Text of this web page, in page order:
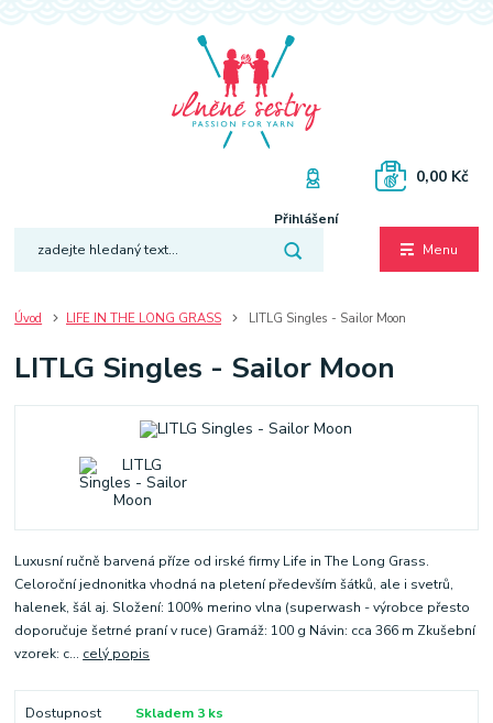
Menu
Přihlášení
0,00 Kč
Úvod LIFE IN THE LONG GRASS LITLG Singles - Sailor Moon
LITLG Singles - Sailor Moon
Luxusní ručně barvená příze od irské firmy Life in The Long Grass.
Celoroční jednonitka vhodná na pletení především šátků, ale i svetrů,
halenek, šál aj. Složení: 100% merino vlna (superwash - výrobce přesto
doporučuje šetrné praní v ruce) Gramáž: 100 g Návin: cca 366 m Zkušební
vzorek: c... celý popis
Dostupnost
Skladem 3 ks